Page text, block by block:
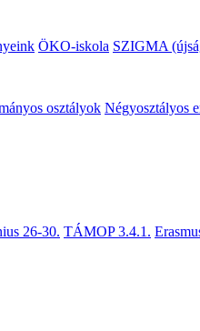
ÖKO-iskola SZIGMA
osztályok Négyosztályos
26-30. TÁMOP 3.4.1.